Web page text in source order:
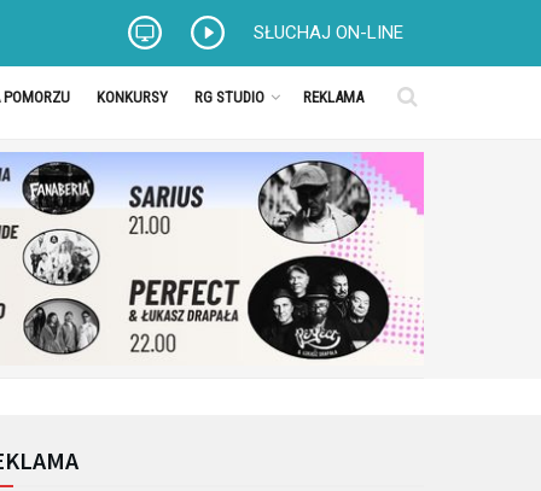
SŁUCHAJ ON-LINE
KONKURSY RG STUDIO REKLAMA